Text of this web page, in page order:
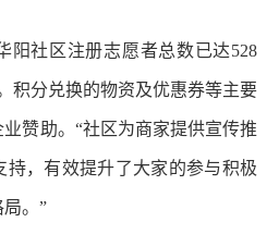
社区注册志愿者总数已达528
积分兑换的物资及优惠券等主要
赞助。“社区为商家提供宣传推
持，有效提升了大家的参与积极
。”